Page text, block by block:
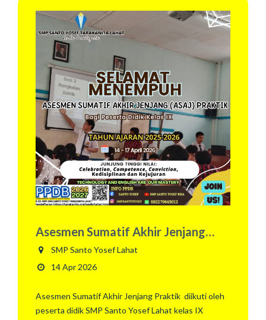
Asesmen Sumatif Akhir Jenjang
Praktik
SMP Santo Yosef Lahat
14 Apr 2026
Asesmen Sumatif Akhir Jenjang Praktik diikuti oleh
peserta didik SMP Santo Yosef Lahat kelas IX